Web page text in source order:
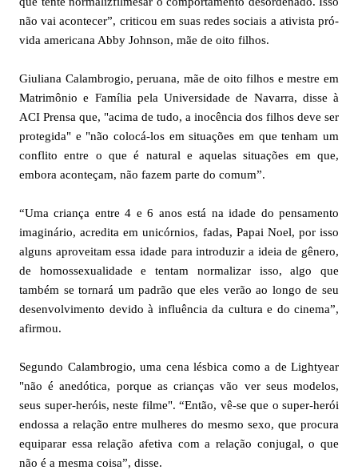
não vai acontecer”, criticou em suas redes sociais a ativista pró-
vida americana Abby Johnson, mãe de oito filhos.
Giuliana Calambrogio, peruana, mãe de oito filhos e mestre em
Matrimônio e Família pela Universidade de Navarra, disse à
ACI Prensa que, "acima de tudo, a inocência dos filhos deve ser
protegida" e "não colocá-los em situações em que tenham um
conflito entre o que é natural e aquelas situações em que,
embora aconteçam, não fazem parte do comum”.
“Uma criança entre 4 e 6 anos está na idade do pensamento
imaginário, acredita em unicórnios, fadas, Papai Noel, por isso
alguns aproveitam essa idade para introduzir a ideia de gênero,
de homossexualidade e tentam normalizar isso, algo que
também se tornará um padrão que eles verão ao longo de seu
desenvolvimento devido à influência da cultura e do cinema”,
afirmou.
Segundo Calambrogio, uma cena lésbica como a de Lightyear
"não é anedótica, porque as crianças vão ver seus modelos,
seus super-heróis, neste filme". “Então, vê-se que o super-herói
endossa a relação entre mulheres do mesmo sexo, que procura
equiparar essa relação afetiva com a relação conjugal, o que
não é a mesma coisa”, disse.